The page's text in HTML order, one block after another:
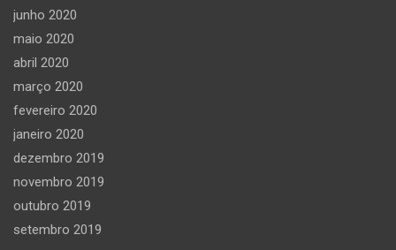
junho 2020
maio 2020
abril 2020
março 2020
fevereiro 2020
janeiro 2020
dezembro 2019
novembro 2019
outubro 2019
setembro 2019